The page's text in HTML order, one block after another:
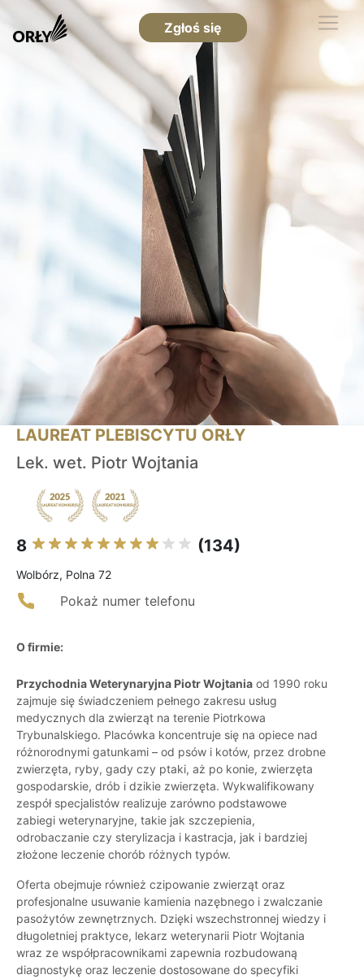
Zgłoś się
LAUREAT PLEBISCYTU ORŁY
Lek. wet. Piotr Wojtania
8 (134)
Wolbórz, Polna 72
Pokaż numer telefonu
O firmie:
Przychodnia Weterynaryjna Piotr Wojtania od 1990 roku
zajmuje się świadczeniem pełnego zakresu usług
medycznych dla zwierząt na terenie Piotrkowa
Trybunalskiego. Placówka koncentruje się na opiece nad
różnorodnymi gatunkami – od psów i kotów, przez drobne
zwierzęta, ryby, gady czy ptaki, aż po konie, zwierzęta
gospodarskie, drób i dzikie zwierzęta. Wykwalifikowany
zespół specjalistów realizuje zarówno podstawowe
zabiegi weterynaryjne, takie jak szczepienia,
odrobaczanie czy sterylizacja i kastracja, jak i bardziej
złożone leczenie chorób różnych typów.
Oferta obejmuje również czipowanie zwierząt oraz
profesjonalne usuwanie kamienia nazębnego i zwalczanie
pasożytów zewnętrznych. Dzięki wszechstronnej wiedzy i
długoletniej praktyce, lekarz weterynarii Piotr Wojtania
wraz ze współpracownikami zapewnia rozbudowaną
diagnostykę oraz leczenie dostosowane do specyfiki